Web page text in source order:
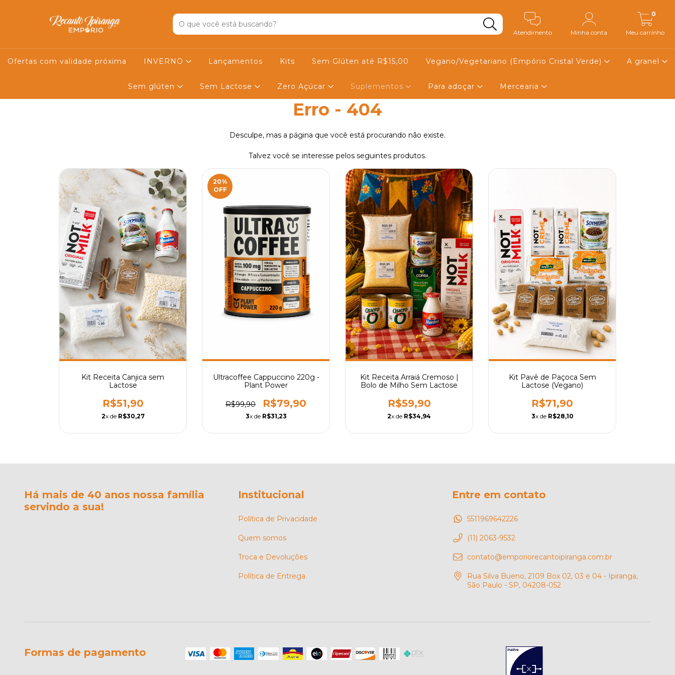
Atendimento Minha conta Meu carrinho
0
Ofertas com validade próxima INVERNO Lançamentos Kits Sem Glúten até R$15,00 Vegano/Vegetariano (Empório Cristal Verde) A granel
Sem glúten Sem Lactose Zero Açúcar Suplementos Para adoçar Mercearia
Erro - 404
Desculpe, mas a página que você está procurando não existe.
Talvez você se interesse pelos seguintes produtos.
Kit Receita Canjica sem
Lactose
R$51,90
2x de R$30,27
20%
OFF
Ultracoffee Cappuccino 220g -
Plant Power
R$99,90 R$79,90
3x de R$31,23
Kit Receita Arraiá Cremoso |
Bolo de Milho Sem Lactose
R$59,90
2x de R$34,94
Kit Pavê de Paçoca Sem
Lactose (Vegano)
R$71,90
3x de R$28,10
Há mais de 40 anos nossa família
servindo a sua!
Institucional
Política de Privacidade
Quem somos
Troca e Devoluções
Política de Entrega
Entre em contato
5511969642226
(11) 2063-9532
contato@emporiorecantoipiranga.com.br
Rua Silva Bueno, 2109 Box 02, 03 e 04 - Ipiranga,
São Paulo - SP, 04208-052
Formas de pagamento